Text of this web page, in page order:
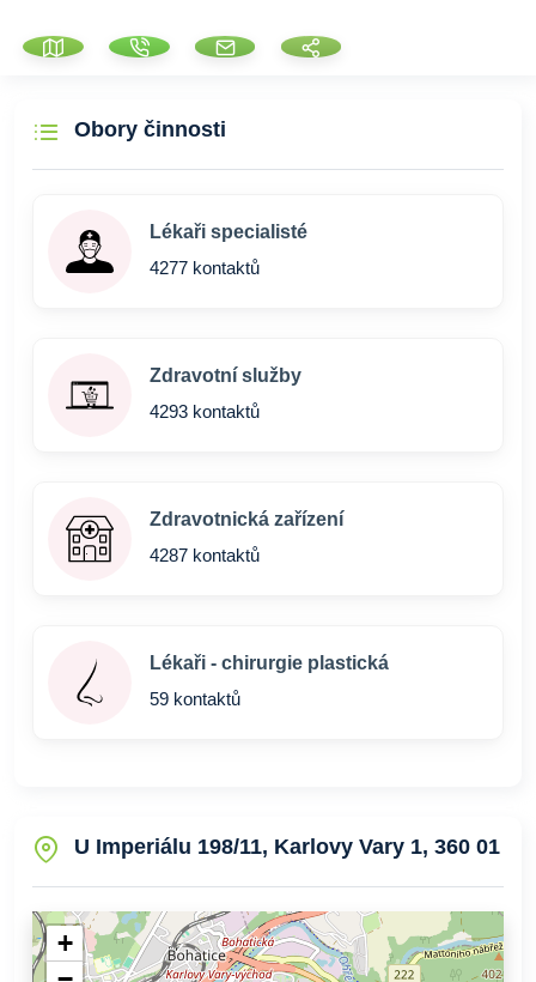
Obory činnosti
Lékaři specialisté
4277 kontaktů
Zdravotní služby
4293 kontaktů
Zdravotnická zařízení
4287 kontaktů
Lékaři - chirurgie plastická
59 kontaktů
U Imperiálu 198/11, Karlovy Vary 1, 360 01
+